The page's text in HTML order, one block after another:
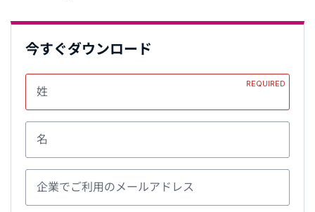
今すぐダウンロード
姓
REQUIRED
名
企業でご利用のメールアドレス